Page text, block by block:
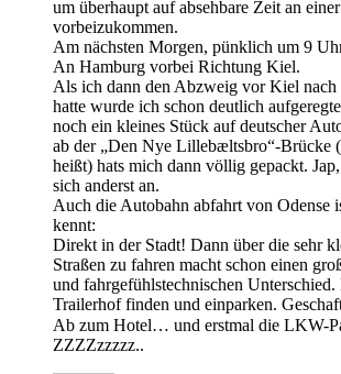
um überhaupt auf absehbare Zeit an
vorbeizukommen.
Am nächsten Morgen, pünklich um 9
An Hamburg vorbei Richtung Kiel.
Als ich dann den Abzweig vor Kiel nach
hatte wurde ich schon deutlich
noch ein kleines Stück auf deutscher
ab der „Den Nye Lillebæltsbro“-Brücke
heißt) hats mich dann völlig gepackt.
sich anderst an.
Auch die Autobahn abfahrt von Odense
kennt:
Direkt in der Stadt! Dann über die sehr
Straßen zu fahren macht schon einen
und fahrgefühlstechnischen
Trailerhof finden und einparken.
Ab zum Hotel… und erstmal die LKW-
ZZZZzzzzz..